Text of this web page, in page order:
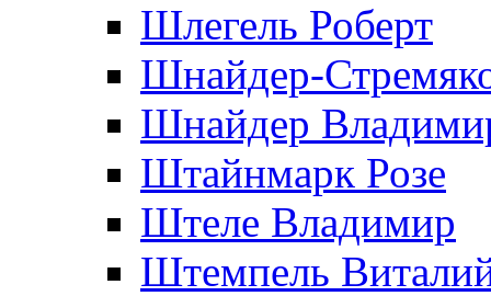
Шлегель Роберт
Шнайдер-
Шнайдер
Штайнмарк Розe
Штеле Владимир
Штемпель